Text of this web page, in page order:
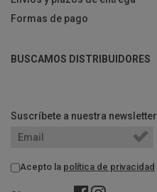
Formas de pago
BUSCAMOS DISTRIBUIDORES
Suscríbete a nuestra newsletter
Acepto la política de privacidad